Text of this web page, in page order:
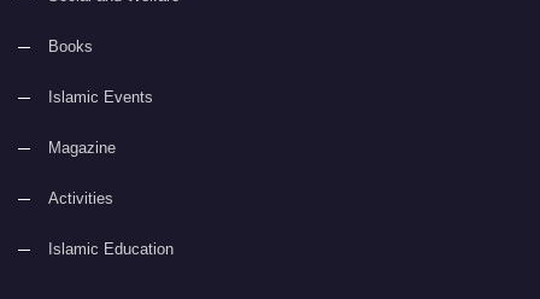
Books
Islamic Events
Magazine
Activities
Islamic Education